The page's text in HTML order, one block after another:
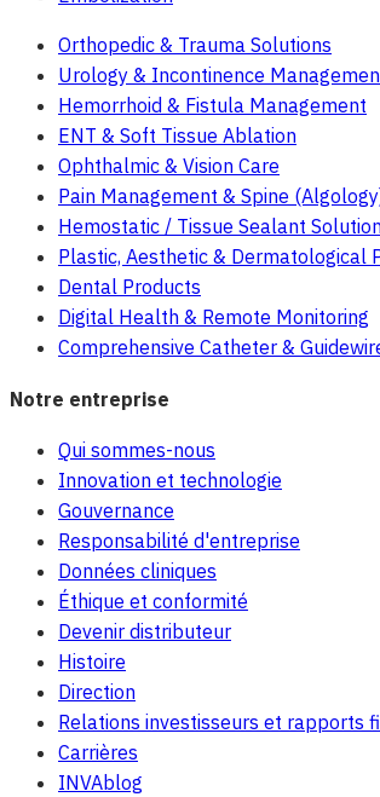
Orthopedic & Trauma Solutions
Urology & Incontinence
Hemorrhoid & Fistula Management
ENT & Soft Tissue Ablation
Ophthalmic & Vision Care
Pain Management & Spine
Hemostatic / Tissue Sealant
Plastic, Aesthetic & Dermatological
Dental Products
Digital Health & Remote Monitoring
Comprehensive Catheter &
Notre entreprise
Qui sommes-nous
Innovation et technologie
Gouvernance
Responsabilité d'entreprise
Données cliniques
Éthique et conformité
Devenir distributeur
Histoire
Direction
Relations investisseurs et rapports
Carrières
INVAblog